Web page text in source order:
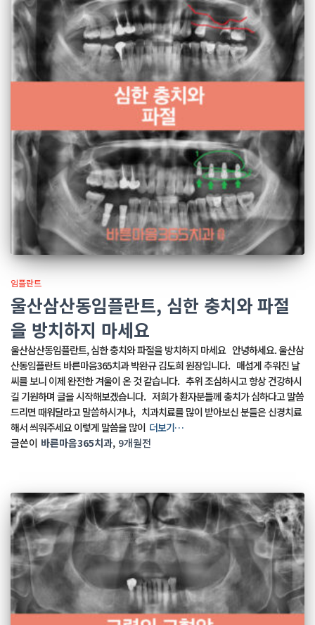
임플란트
울산삼산동임플란트, 심한 충치와 파절
을 방치하지 마세요
울산삼산동임플란트, 심한 충치와 파절을 방치하지 마세요 안녕하세요. 울산삼
산동임플란트 바른마음365치과 박완규 김도희 원장입니다. 매섭게 추워진 날
씨를 보니 이제 완전한 겨울이 온 것 같습니다. 추위 조심하시고 항상 건강하시
길 기원하며 글을 시작해보겠습니다. 저희가 환자분들께 충치가 심하다고 말씀
드리면 때워달라고 말씀하시거나, 치과치료를 많이 받아보신 분들은 신경치료
해서 씌워주세요 이렇게 말씀을 많이 더보기…
글쓴이 바른마음365치과, 9개월전